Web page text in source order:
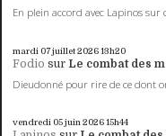
En plein accord avec Lapinos sur
mardi 07juillet 202613h20
Fodio sur Le combat des
Dieudonné pour rire de ce dont
vendredi 05juin 202615h44